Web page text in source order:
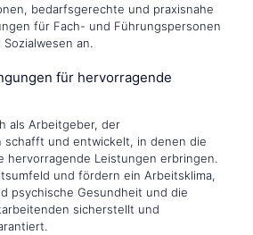
bedarfsgerechte und praxisnahe
für Fach- und Führungspersonen
an.
für hervorragende
als Arbeitgeber, der
schafft und entwickelt, in denen die
hervorragende Leistungen erbringen.
und fördern ein Arbeitsklima,
psychische Gesundheit und die
sicherstellt und